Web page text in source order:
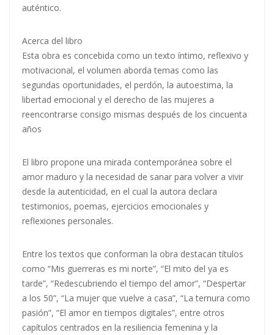
auténtico.
Acerca del libro
Esta obra es concebida como un texto íntimo, reflexivo y
motivacional, el volumen aborda temas como las
segundas oportunidades, el perdón, la autoestima, la
libertad emocional y el derecho de las mujeres a
reencontrarse consigo mismas después de los cincuenta
años
El libro propone una mirada contemporánea sobre el
amor maduro y la necesidad de sanar para volver a vivir
desde la autenticidad, en el cual la autora declara
testimonios, poemas, ejercicios emocionales y
reflexiones personales.
Entre los textos que conforman la obra destacan títulos
como “Mis guerreras es mi norte”, “El mito del ya es
tarde”, “Redescubriendo el tiempo del amor”, “Despertar
a los 50”, “La mujer que vuelve a casa”, “La ternura como
pasión”, “El amor en tiempos digitales”, entre otros
capítulos centrados en la resiliencia femenina y la